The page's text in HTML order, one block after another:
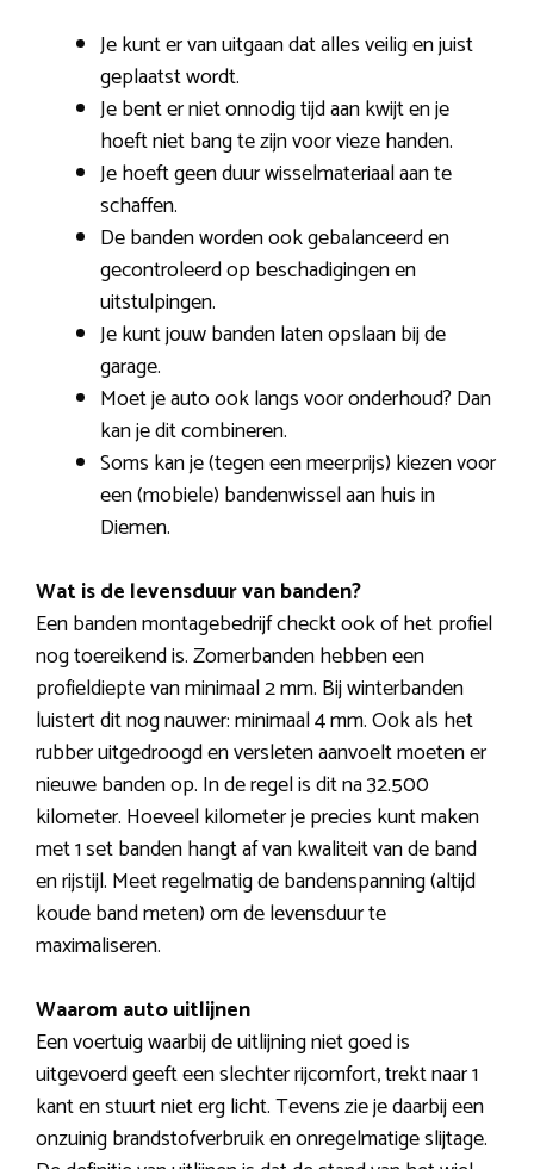
Je kunt er van uitgaan dat alles veilig en juist
geplaatst wordt.
Je bent er niet onnodig tijd aan kwijt en je
hoeft niet bang te zijn voor vieze handen.
Je hoeft geen duur wisselmateriaal aan te
schaffen.
De banden worden ook gebalanceerd en
gecontroleerd op beschadigingen en
uitstulpingen.
Je kunt jouw banden laten opslaan bij de
garage.
Moet je auto ook langs voor onderhoud? Dan
kan je dit combineren.
Soms kan je (tegen een meerprijs) kiezen voor
een (mobiele) bandenwissel aan huis in
Diemen.
Wat is de levensduur van banden?
Een banden montagebedrijf checkt ook of het profiel
nog toereikend is. Zomerbanden hebben een
profieldiepte van minimaal 2 mm. Bij winterbanden
luistert dit nog nauwer: minimaal 4 mm. Ook als het
rubber uitgedroogd en versleten aanvoelt moeten er
nieuwe banden op. In de regel is dit na 32.500
kilometer. Hoeveel kilometer je precies kunt maken
met 1 set banden hangt af van kwaliteit van de band
en rijstijl. Meet regelmatig de bandenspanning (altijd
koude band meten) om de levensduur te
maximaliseren.
Waarom auto uitlijnen
Een voertuig waarbij de uitlijning niet goed is
uitgevoerd geeft een slechter rijcomfort, trekt naar 1
kant en stuurt niet erg licht. Tevens zie je daarbij een
onzuinig brandstofverbruik en onregelmatige slijtage.